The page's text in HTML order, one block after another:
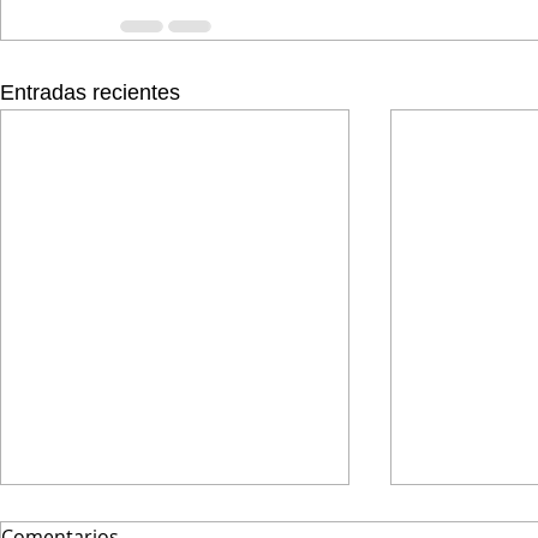
Entradas recientes